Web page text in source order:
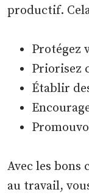
productif.
Protégez
Priorisez
Établir
Avec les
au travail,